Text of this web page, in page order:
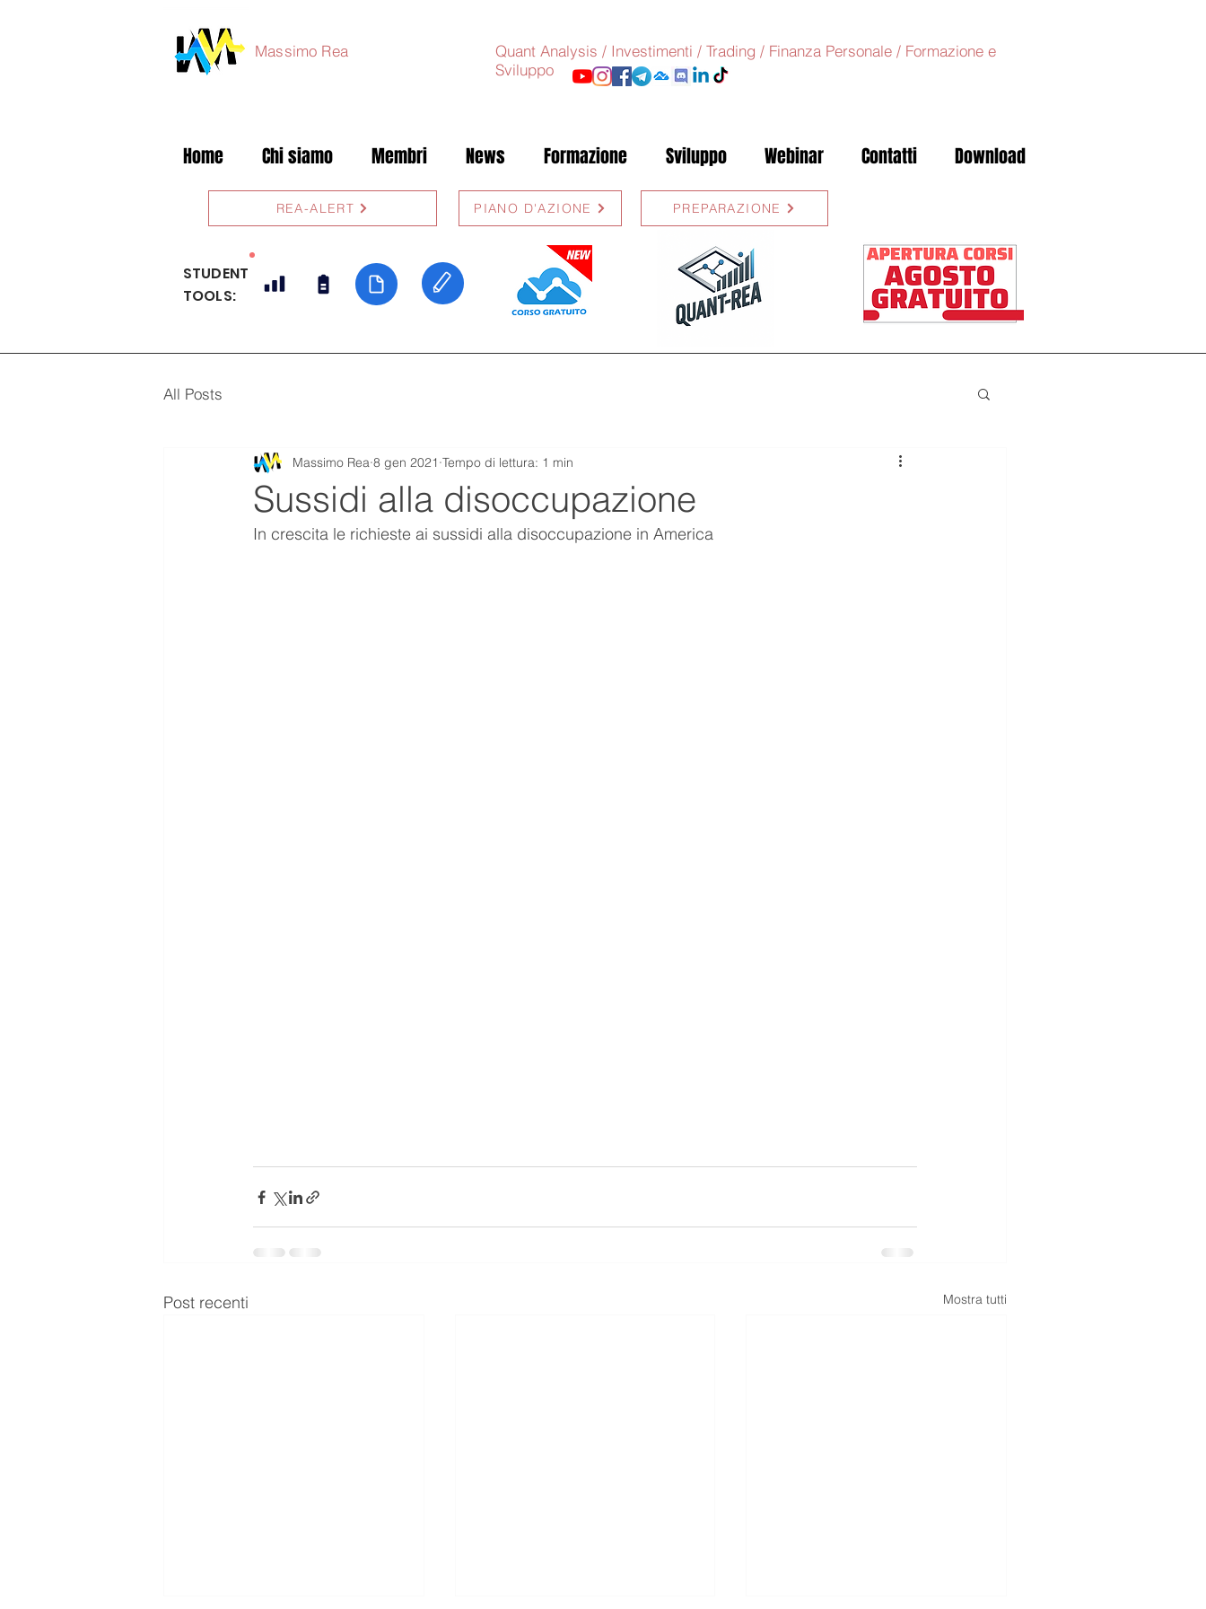
Massimo Rea
Quant Analysis / Investimenti / Trading / Finanza Personale / Formazione e
Sviluppo
Home Chi siamo Membri News Formazione Sviluppo Webinar Contatti Download
REA-ALERT PIANO D'AZIONE
STUDENT
TOOLS:
PREPARAZIONE
All Posts
Sussidi alla disoccupazione
Massimo Rea 8 gen 2021 Tempo di lettura: 1 min
In crescita le richieste ai sussidi alla disoccupazione in America
Post recenti Mostra tutti